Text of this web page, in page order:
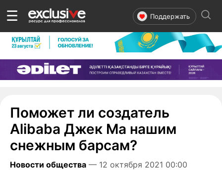
☰ Поддержать
Поможет ли создатель
Alibaba Джек Ма нашим
снежным барсам?
Новости общества — 12 октября 2021 00:00